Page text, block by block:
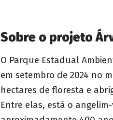
Sobre o projeto
O Parque Estadual
em setembro de 2024 no
hectares de floresta e
Entre elas, está o